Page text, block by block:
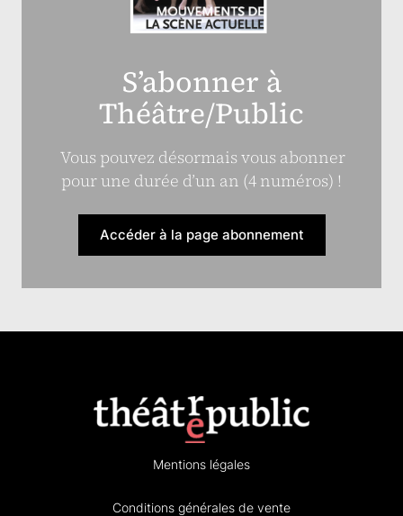
S’abonner à
Théâtre/Public
Vous pouvez désormais vous abonner
pour une durée d’un an (4 numéros) !
Accéder à la page abonnement
Mentions légales
Conditions générales de vente